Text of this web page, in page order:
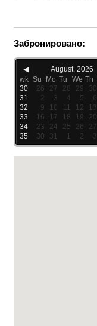
Забронировано:
◀ August, 2026
wk Su Mo Tu We Th
30
26 27 28 29 30
31
2 3 4 5 6
32
9 10 11 12 13
33
16 17 18 19 20
34
23 24 25 26 27
35
30 31 1 2 3